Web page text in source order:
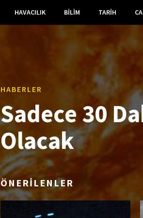
HAVACILIK BILIM TARIH
HABERLER
Sadece 30
Olacak
ÖNERİLENLER